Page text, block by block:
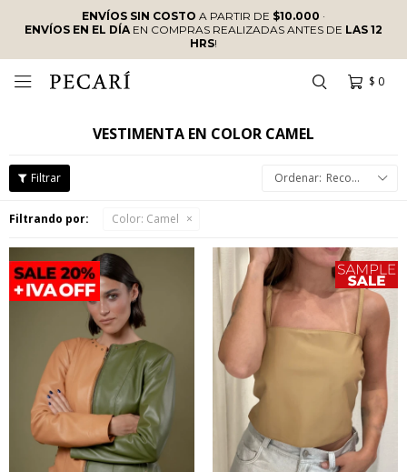
ENVÍOS SIN COSTO A PARTIR DE $10.000 ·
ENVÍOS EN EL DÍAEN COMPRAS REALIZADAS ANTES DE LAS 12
HRS!
$ 0

VESTIMENTA EN COLOR CAMEL
Recomendados
Filtrando por: Color: Camel